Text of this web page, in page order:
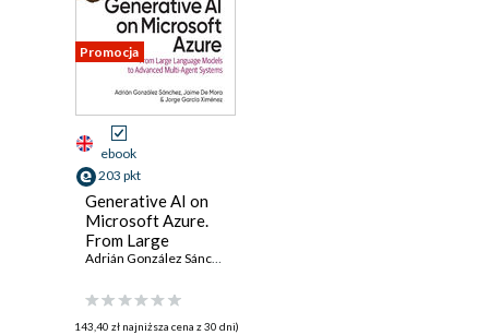
Promocja
ebook
203 pkt
Generative AI on
Microsoft Azure.
From Large
Language Models
Multi-Agent
Systems
Adrián González Sánchez
(143,40 zł najniższa cena z 30 dni)